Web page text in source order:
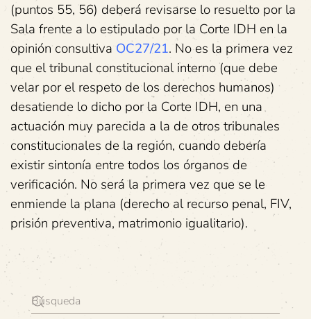
(puntos 55, 56) deberá revisarse lo resuelto por la
Sala frente a lo estipulado por la Corte IDH en la
opinión consultiva OC27/21. No es la primera vez
que el tribunal constitucional interno (que debe
velar por el respeto de los derechos humanos)
desatiende lo dicho por la Corte IDH, en una
actuación muy parecida a la de otros tribunales
constitucionales de la región, cuando debería
existir sintonía entre todos los órganos de
verificación. No será la primera vez que se le
enmiende la plana (derecho al recurso penal, FIV,
prisión preventiva, matrimonio igualitario).